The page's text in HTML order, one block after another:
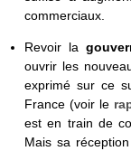
commerciaux.
Revoir la
ouvrir les
exprimé sur ce
France (voir le
est en train de
Mais sa